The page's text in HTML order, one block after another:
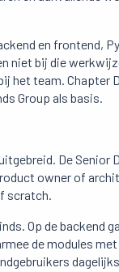
en frontend,
niet bij die
het team. Chapter
Group als basis.
De Senior
owner of
scratch.
Op de backend
de modules